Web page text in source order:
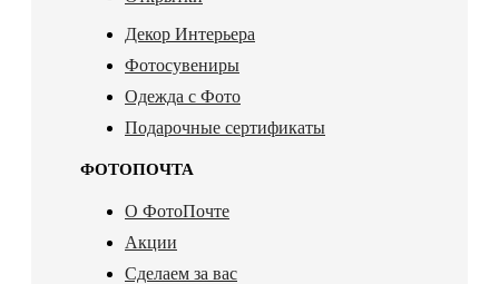
Декор Интерьера
Фотосувениры
Одежда с Фото
Подарочные сертификаты
ФОТОПОЧТА
О ФотоПочте
Акции
Сделаем за вас